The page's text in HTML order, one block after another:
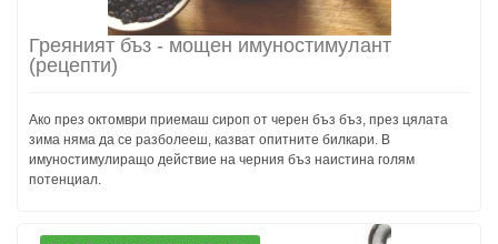
Греяният бъз - мощен имуностимулант
(рецепти)
Ако през октомври приемаш сироп от черен бъз бъз, през цялата
зима няма да се разболееш, казват опитните билкари. В
имуностимулиращо действие на черния бъз наистина голям
потенциал.